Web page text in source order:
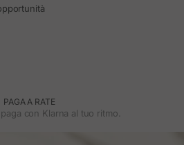
PAGA A RATE
con Klarna al tuo ritmo.